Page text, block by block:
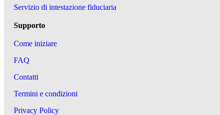
Servizio di intestazione fiduciaria
Supporto
Come iniziare
FAQ
Contatti
Termini e condizioni
Privacy Policy